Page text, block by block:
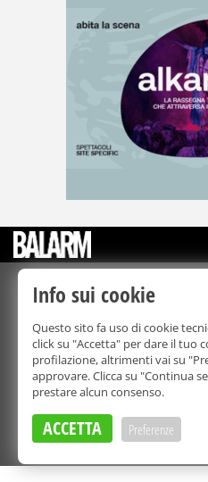
©Copyright
Bmedia Srl
La riproduzione totale o parziale
forma, su qualsiasi
Balarm.it è una testata
Tribunale di Palermo
Direttore
Privacy e
Info sui cookie
Questo sito fa uso di cookie
click su "Accetta" per dare il tuo
profilazione, altrimenti vai su
approvare. Clicca su "Continua
prestare alcun consenso.
ACCETTA Preferenze